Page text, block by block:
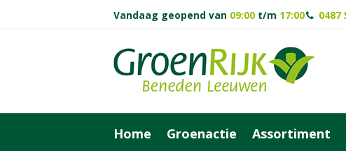
Vandaag geopend van 09:00 t/m 17:00 0487
Home Groenactie Assortiment